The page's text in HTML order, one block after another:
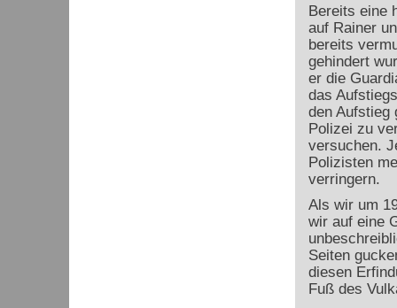
Bereits eine
auf Rainer
bereits
gehindert
er die
das
den Aufstieg
Polizei zu
versuchen.
Polizisten
verringern.
Als wir um
wir auf eine
Seiten
diesen
Fuß des